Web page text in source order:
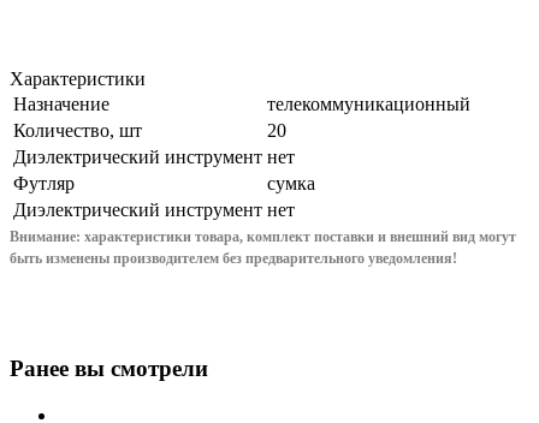
Характеристики
Назначение
телекоммуникационный
Количество, шт
20
Диэлектрический инструмент нет
Футляр
сумка
Диэлектрический инструмент нет
Внимание: характеристики товара, комплект поставки и внешний вид могут
быть изменены производителем без предварительного уведомления!
Ранее вы смотрели